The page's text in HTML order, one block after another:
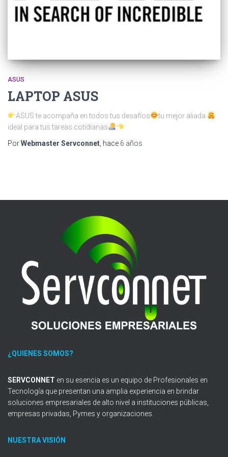
ASUS
LAPTOP ASUS
ASUS te acompaña en todos tus desafíos
tu mejor aliada
ideal para tus tareas cotidianas
PorWebmaster Servconnet , hace 6 años
¿QUIENES SOMOS?
SERVCONNET en su esencia es un equipo de Profesionales en
Tecnología que presentan una amplia experiencia en brindar
soluciones empresariales de alto nivel a instituciones públicas,
empresas privadas, Pymes y organizaciones.
NUESTRA VISIÓN